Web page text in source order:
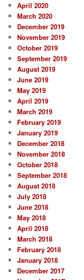
April 2020
March 2020
December 2019
November 2019
October 2019
September 2019
August 2019
June 2019
May 2019
April 2019
March 2019
February 2019
January 2019
December 2018
November 2018
October 2018
September 2018
August 2018
July 2018
June 2018
May 2018
April 2018
March 2018
February 2018
January 2018
December 2017